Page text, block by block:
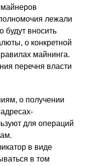
лежали
вносить
о конкретной
майнинга.
перечня власти
о получении
для операций
в виде
в том